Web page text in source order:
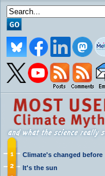
Climate's changed before
It's the sun